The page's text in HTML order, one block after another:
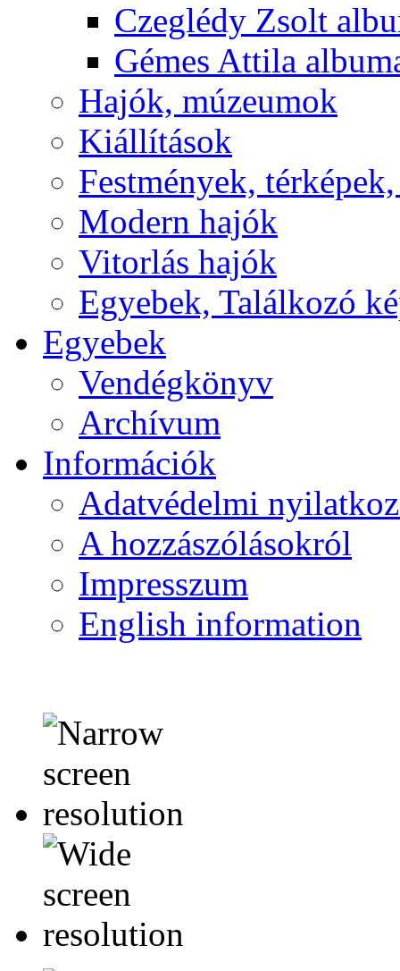
Czeglédy Zsolt
Gémes Attila
Hajók, múzeumok
Kiállítások
Festmények,
Modern hajók
Vitorlás hajók
Egyebek, Találkozó
Egyebek
Vendégkönyv
Archívum
Információk
Adatvédelmi
A hozzászólásokról
Impresszum
English information